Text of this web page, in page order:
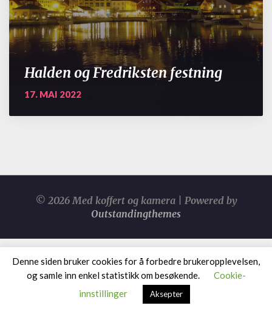
Halden og Fredriksten festning
17. MAI 2022
© 2026 Med koffert og kamera | Powered by
Outstandingthemes
Denne siden bruker cookies for å forbedre brukeropplevelsen,
og samle inn enkel statistikk om besøkende.
Cookie-
innstillinger
Aksepter